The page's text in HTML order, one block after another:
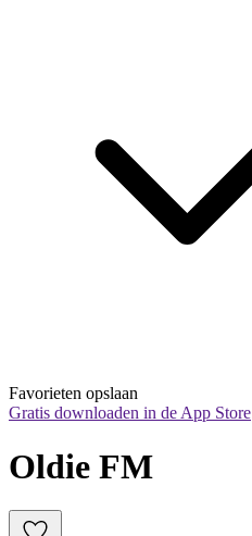
Favorieten opslaan
Gratis downloaden in de App Store
Oldie FM